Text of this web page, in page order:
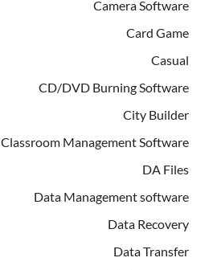
Camera Software
Card Game
Casual
CD/DVD Burning Software
City Builder
Classroom Management Software
DA Files
Data Management software
Data Recovery
Data Transfer